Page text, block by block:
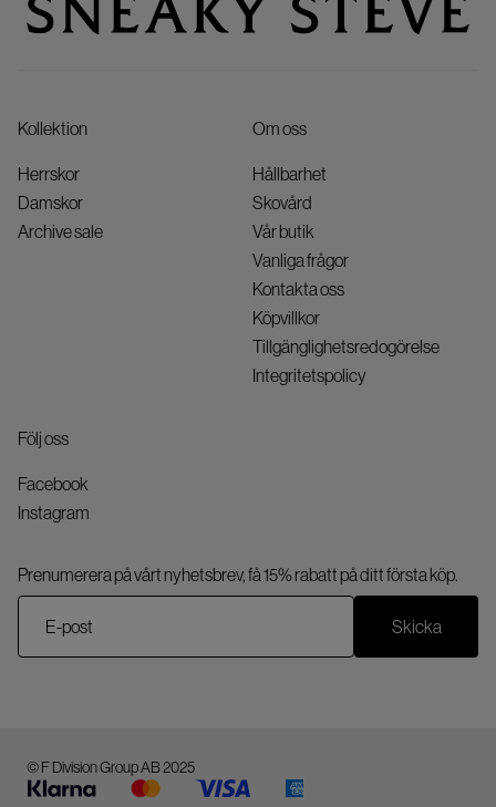
Kollektion
Herrskor
Damskor
Archive sale
Om oss
Hållbarhet
Skovård
Vår butik
Vanliga frågor
Kontakta oss
Köpvillkor
Tillgänglighetsredogörelse
Integritetspolicy
Följ oss
Facebook
Instagram
Prenumerera på vårt nyhetsbrev, få 15% rabatt på ditt första köp.
Skicka
© F Division Group AB 2025